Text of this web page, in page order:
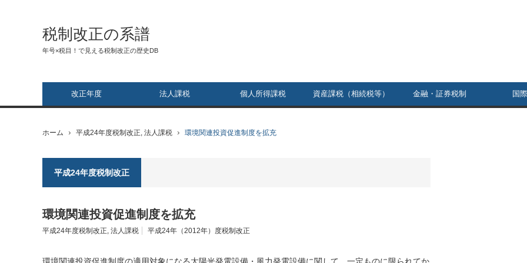
税制改正の系譜
年号×税目！で見える税制改正の歴史DB
改正年度 法人課税 個人所得課税 資産課税（相続税等） 金融・証券税制 国
ホーム 平成24年度税制改正, 法人課税 環境関連投資促進制度を拡充
平成24年度税制改正
環境関連投資促進制度を拡充
平成24年度税制改正, 法人課税 平成24年（2012年）度税制改正